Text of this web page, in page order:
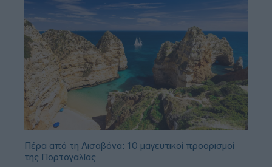
Πέρα από τη Λισαβόνα: 10 μαγευτικοί προορισμοί
της Πορτογαλίας